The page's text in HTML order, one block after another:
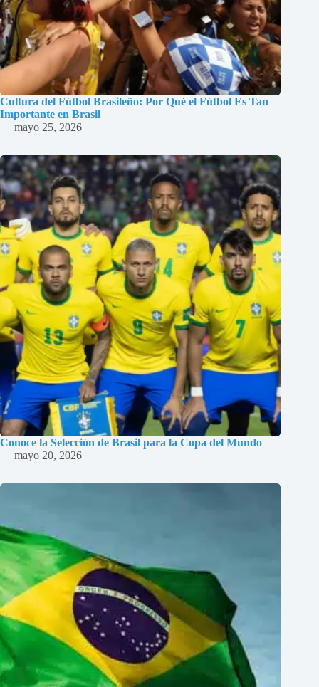
Cultura del Fútbol Brasileño: Por Qué el Fútbol Es Tan
Importante en Brasil
mayo 25, 2026
Conoce la Selección de Brasil para la Copa del Mundo
mayo 20, 2026